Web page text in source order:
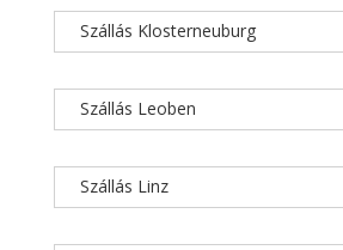
Szállás Klosterneuburg
Szállás Leoben
Szállás Linz